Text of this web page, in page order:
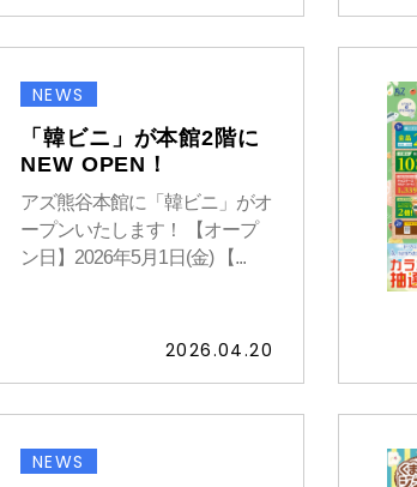
NEWS
「韓ビニ」が本館2階に
NEW OPEN！
アズ熊谷本館に「韓ビニ」がオ
ープンいたします！ 【オープ
ン日】2026年5月1日(金) 【...
2026.04.20
NEWS